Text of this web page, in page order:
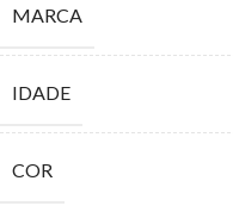
MARCA
IDADE
COR